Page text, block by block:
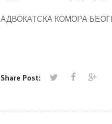
АДВОКАТСКА КОМОРА
Share Post: